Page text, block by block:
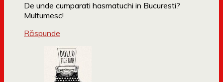
De unde cumparati hasmatuchi in Bucuresti?
Multumesc!
Răspunde